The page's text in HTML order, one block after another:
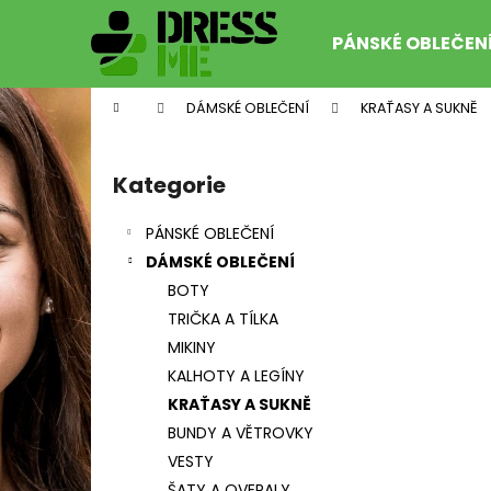
PÁNSKÉ
Domů DÁMSKÉ OBLEČENÍ KRAŤASY A SUKNĚ
t
r
a
n
n
í
p
a
n
Přeskočit
kategorie
Kategorie
PÁNSKÉ OBLEČENÍ
DÁMSKÉ OBLEČENÍ
BOTY
TRIČKA A TÍLKA
MIKINY
KALHOTY A LEGÍNY
KRAŤASY A SUKNĚ
BUNDY A VĚTROVKY
VESTY
í
k
Zpět
do
obchodu
Zpět
do
obchodu
FORCE LOOK FLUO
99 Kč
Původně:179 Kč